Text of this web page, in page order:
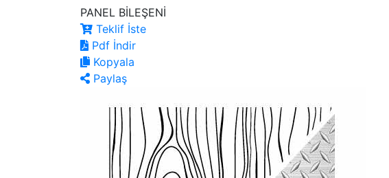
PANEL BİLEŞENİ
Teklif İste
Pdf İndir
Kopyala
Paylaş